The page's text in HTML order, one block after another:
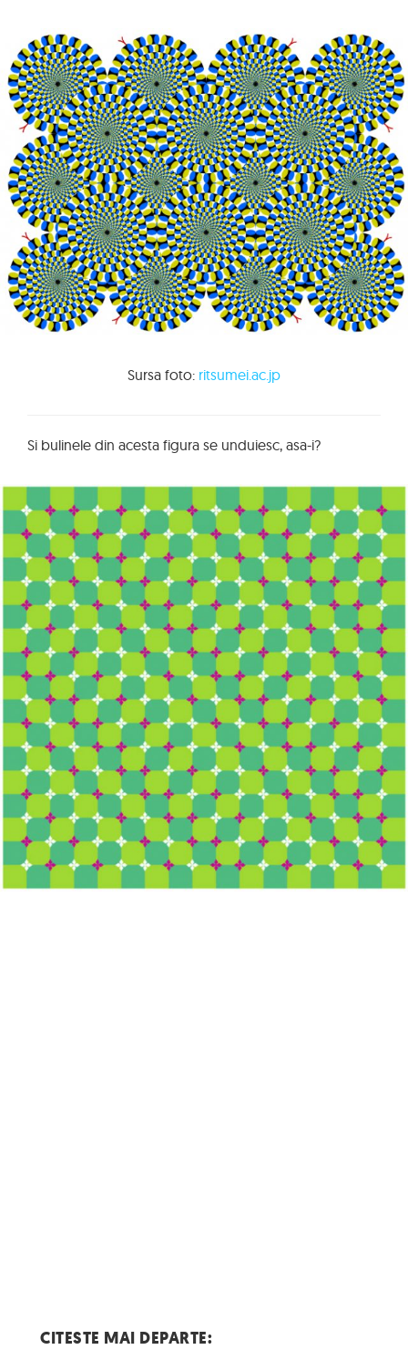
Sursa foto: ritsumei.ac.jp
Si bulinele din acesta figura se unduiesc, asa-i?
CITESTE MAI DEPARTE: